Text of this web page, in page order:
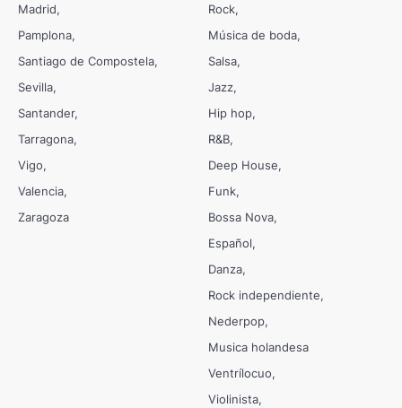
Madrid
Pamplona
Santiago de Compostela
Sevilla
Santander
Tarragona
Vigo
Valencia
Zaragoza
Rock
Música de boda
Salsa
Jazz
Hip hop
R&B
Deep House
Funk
Bossa Nova
Español
Danza
Rock independiente
Nederpop
Musica holandesa
Ventrílocuo
Violinista